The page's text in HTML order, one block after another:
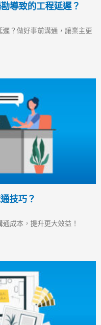
導致的工程延遲？
？做好事前溝通，讓業主更
技巧？
成本，提升更大效益！